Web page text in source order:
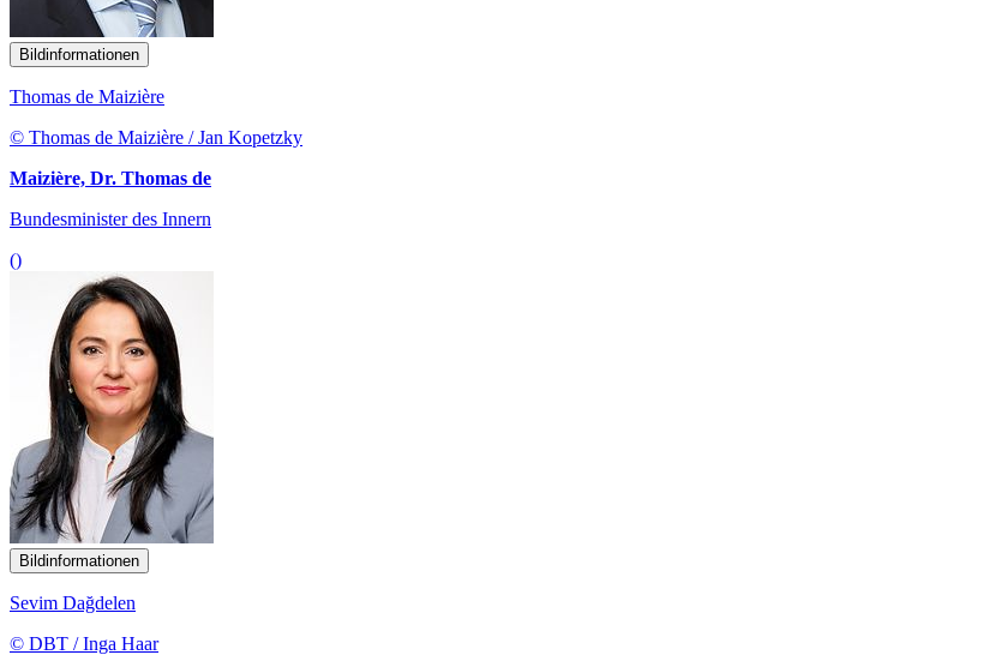
Bildinformationen
Thomas de Maizière
© Thomas de Maizière / Jan Kopetzky
Maizière, Dr. Thomas de
Bundesminister des Innern
()
Bildinformationen
Sevim Dağdelen
© DBT / Inga Haar